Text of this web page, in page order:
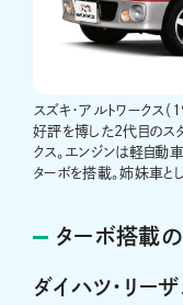
スズキ・アルトワークス
好評を博した2代目のス
クス。エンジンは軽自
ターボを搭載。姉妹車
ターボ搭載
ダイハツ・リー